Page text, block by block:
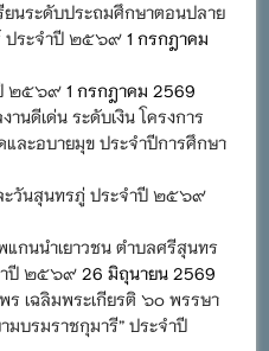
นระดับประถมศึกษาตอนปลาย
ประจำปี ๒๕๖๙ 1 กรกฎาคม
ปี ๒๕๖๙ 1 กรกฎาคม 2569
านดีเด่น ระดับเงิน โครงการ
ละอบายมุข ประจำปีการศึกษา
ะวันสุนทรภู่ ประจำปี ๒๕๖๙
กนนำเยาวชน ตำบลศรีสุนทร
ำปี ๒๕๖๙ 26 มิถุนายน 2569
ร เฉลิมพระเกียรติ ๖๐ พรรษา
มบรมราชกุมารี” ประจำปี